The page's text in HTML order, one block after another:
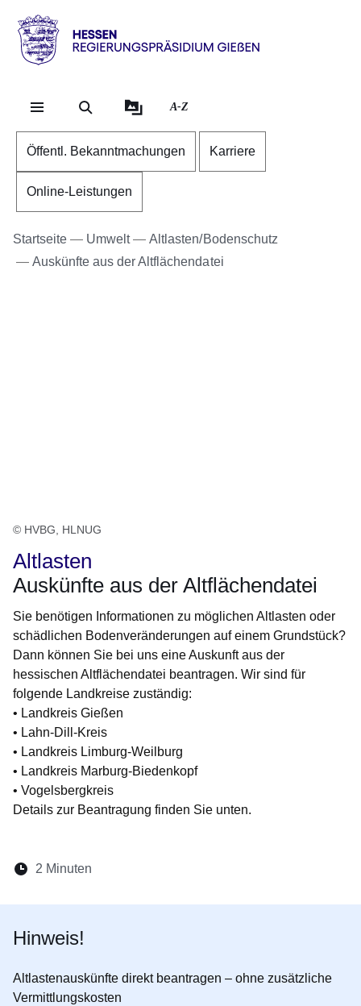
Direkt zum Kopf der
Direkt zum Inhalt
Direkt zum Fuß der
Hessen
RP
A-Z
Öffentl. Bekanntmachungen Karriere
Online-Leistungen
Startseite Umwelt
Altlasten/Bodenschutz
Auskünfte aus der Altflächendatei
© HVBG, HLNUG
Altlasten
Auskünfte aus der Altflächendatei
Sie benötigen Informationen zu möglichen Altlasten oder
schädlichen Bodenveränderungen auf einem Grundstück?
Dann können Sie bei uns eine Auskunft aus der
hessischen Altflächendatei beantragen. Wir sind für
folgende Landkreise zuständig:
• Landkreis Gießen
• Lahn-Dill-Kreis
• Landkreis Limburg-Weilburg
• Landkreis Marburg-Biedenkopf
• Vogelsbergkreis
Details zur Beantragung finden Sie unten.
Lesedauer:
2 Minuten
Hinweis!
Altlastenauskünfte direkt beantragen – ohne zusätzliche
Vermittlungskosten